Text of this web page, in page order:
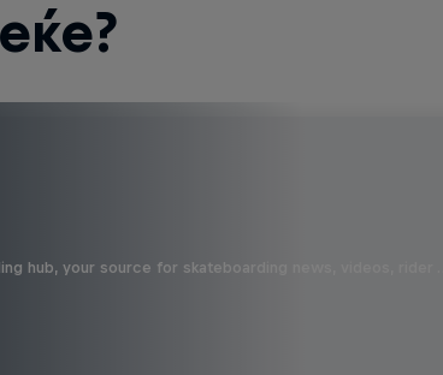
hub, your source for skateboarding news, videos, rider …